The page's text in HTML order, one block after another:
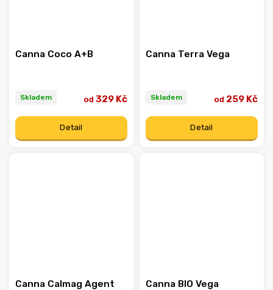
Canna Coco A+B
Skladem od 329 Kč
Detail
Canna Terra Vega
Skladem od 259 Kč
Detail
Canna Calmag Agent Canna BIO Vega